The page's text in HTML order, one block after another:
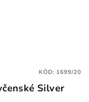
Silver
KÓD: 1699/20